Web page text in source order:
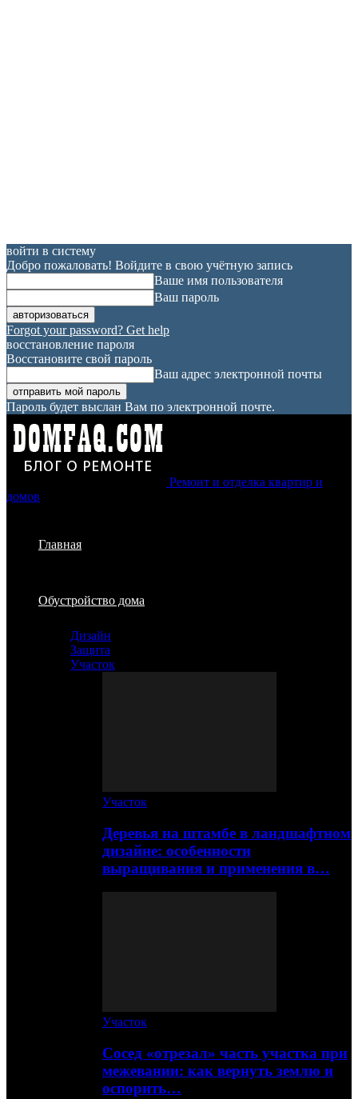
войти в систему
Добро пожаловать! Войдите в свою учётную запись
Ваше имя пользователя
Ваш пароль
Forgot your password? Get help
восстановление пароля
Восстановите свой пароль
Ваш адрес электронной почты
Пароль будет выслан Вам по электронной почте.
Ремонт и отделка квартир и
домов
Главная
Обустройство дома
Дизайн
Защита
Участок
Участок
Деревья на штамбе в ландшафтном
дизайне: особенности
выращивания и применения в…
Участок
Сосед «отрезал» часть участка при
межевании: как вернуть землю и
оспорить…